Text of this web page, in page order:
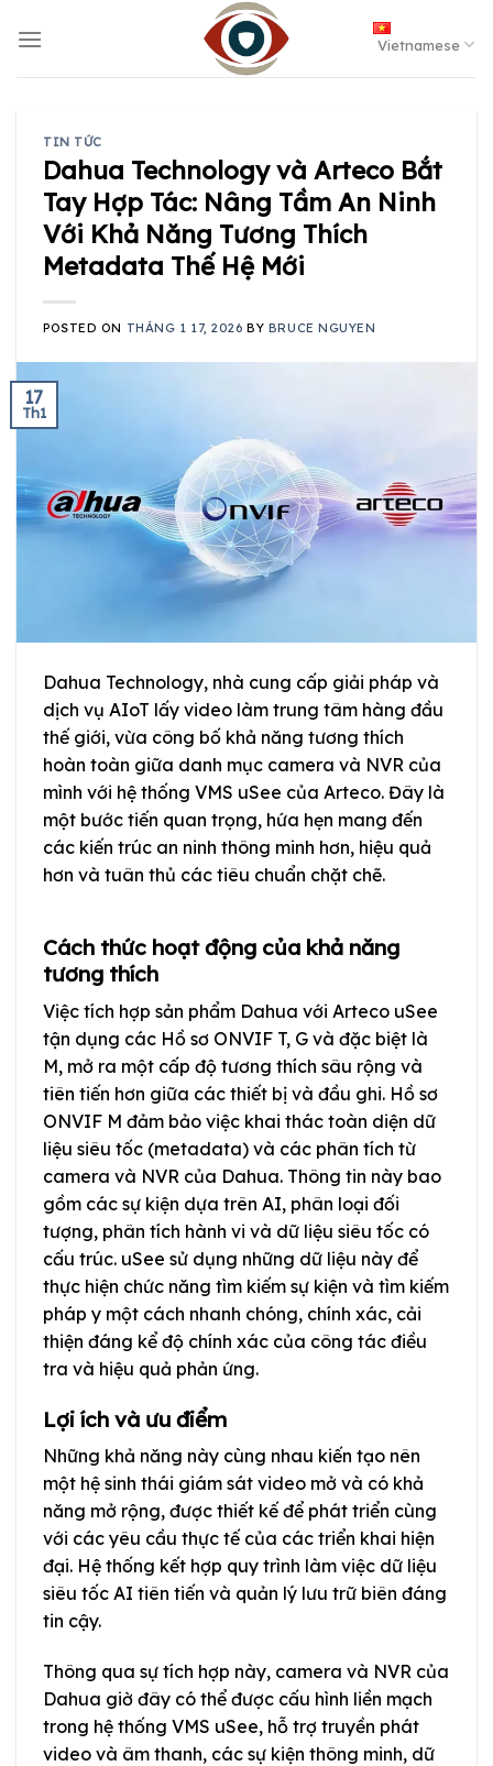
Vietnamese
TIN TỨC
Dahua Technology và Arteco Bắt
Tay Hợp Tác: Nâng Tầm An Ninh
Với Khả Năng Tương Thích
Metadata Thế Hệ Mới
POSTED ON THÁNG 1 17, 2026 BY BRUCE NGUYEN
17
Th1
Dahua Technology, nhà cung cấp giải pháp và
dịch vụ AIoT lấy video làm trung tâm hàng đầu
thế giới, vừa công bố khả năng tương thích
hoàn toàn giữa danh mục camera và NVR của
mình với hệ thống VMS uSee của Arteco. Đây là
một bước tiến quan trọng, hứa hẹn mang đến
các kiến trúc an ninh thông minh hơn, hiệu quả
hơn và tuân thủ các tiêu chuẩn chặt chẽ.
Cách thức hoạt động của khả năng
tương thích
Việc tích hợp sản phẩm Dahua với Arteco uSee
tận dụng các Hồ sơ ONVIF T, G và đặc biệt là
M, mở ra một cấp độ tương thích sâu rộng và
tiên tiến hơn giữa các thiết bị và đầu ghi. Hồ sơ
ONVIF M đảm bảo việc khai thác toàn diện dữ
liệu siêu tốc (metadata) và các phân tích từ
camera và NVR của Dahua. Thông tin này bao
gồm các sự kiện dựa trên AI, phân loại đối
tượng, phân tích hành vi và dữ liệu siêu tốc có
cấu trúc. uSee sử dụng những dữ liệu này để
thực hiện chức năng tìm kiếm sự kiện và tìm kiếm
pháp y một cách nhanh chóng, chính xác, cải
thiện đáng kể độ chính xác của công tác điều
tra và hiệu quả phản ứng.
Lợi ích và ưu điểm
Những khả năng này cùng nhau kiến tạo nên
một hệ sinh thái giám sát video mở và có khả
năng mở rộng, được thiết kế để phát triển cùng
với các yêu cầu thực tế của các triển khai hiện
đại. Hệ thống kết hợp quy trình làm việc dữ liệu
siêu tốc AI tiên tiến và quản lý lưu trữ biên đáng
tin cậy.
Thông qua sự tích hợp này, camera và NVR của
Dahua giờ đây có thể được cấu hình liền mạch
trong hệ thống VMS uSee, hỗ trợ truyền phát
video và âm thanh, các sự kiện thông minh, dữ